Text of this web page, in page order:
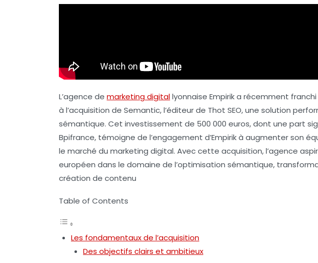
L’agence de marketing digitallyonnaise Empirik a récemment
à l’acquisition de Semantic, l’éditeur de Thot SEO, une solution
sémantique. Cet investissement de 500 000 euros, dont une part
Bpifrance, témoigne de l’engagement d’Empirik à augmenter son
le marché du marketing digital. Avec cette acquisition, l’agence
européen dans le domaine de l’optimisation sémantique,
création de contenu
Table of Contents
Les fondamentaux de l’acquisition
Des objectifs clairs et ambitieux